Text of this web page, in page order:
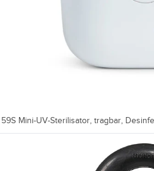
59S Mini-UV-Sterilisator, tragbar,